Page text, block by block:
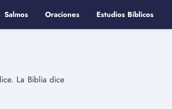
Salmos Oraciones Estudios Bíblicos
La Biblia dice